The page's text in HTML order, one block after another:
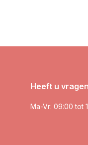
Heeft u
Ma-Vr: 09:00 tot